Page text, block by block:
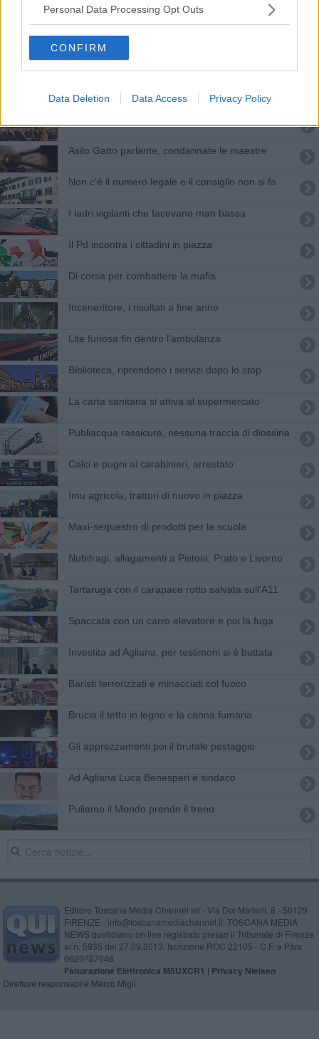
Personal Data Processing Opt Outs
CONFIRM
Data Deletion Data Access Privacy Policy
Le case della salute aprono le porte
Lavori in vista sulla rete idrica
Asilo Gatto parlante, condannate le maestre
Non c'è il numero legale e il consiglio non si fa
I ladri vigilanti che facevano man bassa
Il Pd incontra i cittadini in piazza
​Di corsa per combattere la mafia
Inceneritore, i risultati a fine anno
Lite furiosa fin dentro l'ambulanza
Biblioteca, riprendono i servizi dopo lo stop
La carta sanitaria si attiva al supermercato
Publiacqua rassicura, nessuna traccia di diossina
Calci e pugni ai carabinieri, arrestato
Imu agricola, trattori di nuovo in piazza
Maxi-sequestro di prodotti per la scuola
Nubifragi, allagamenti a Pistoia, Prato e Livorno
Tartaruga con il carapace rotto salvata sull'A11
Spaccata con un carro elevatore e poi la fuga
Investita ad Agliana, per testimoni si è buttata
Baristi terrorizzati e minacciati col fuoco
Brucia il tetto in legno e la canna fumaria
Gli apprezzamenti poi il brutale pestaggio
Ad Agliana Luca Benesperi è sindaco
Puliamo il Mondo prende il treno
Editore Toscana Media Channel srl - Via Dei Martelli, 8 - 50129
FIRENZE - info@toscanamediachannel.it. TOSCANA MEDIA
NEWS quotidiano on line registrato presso il Tribunale di Firenze
al n. 5935 del 27.09.2013. Iscrizione ROC 22105 - C.F. e P.Iva
0620787048
Fatturazione Elettronica M5UXCR1 | Privacy Nielsen
Direttore responsabile Marco Migli